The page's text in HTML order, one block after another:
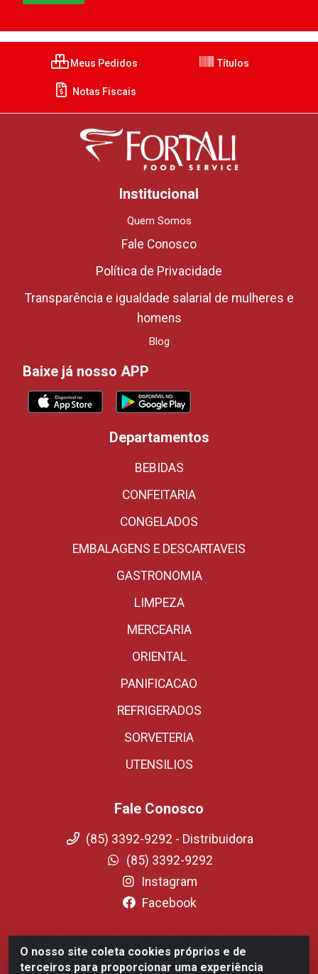
O nosso site coleta cookies próprios e de
terceiros para proporcionar uma experiência
Meus Pedidos Títulos
Notas Fiscais
Institucional
Quem Somos
Fale Conosco
Política de Privacidade
Transparência e igualdade salarial de mulheres e
homens
Blog
Baixe já nosso APP
Departamentos
BEBIDAS
CONFEITARIA
CONGELADOS
EMBALAGENS E DESCARTAVEIS
GASTRONOMIA
LIMPEZA
MERCEARIA
ORIENTAL
PANIFICACAO
REFRIGERADOS
SORVETERIA
UTENSILIOS
Fale Conosco
(85) 3392-9292 - Distribuidora
(85) 3392-9292
Instagram
Facebook
Fortali Distribuidora de Alimentos LTDA - Avenida